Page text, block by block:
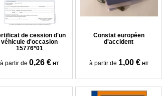
de cession d'un
véhicule d'occasion
15776*01
à partir de 0,26 € HT
Constat européen
d'accident
à partir de 1,00 € HT